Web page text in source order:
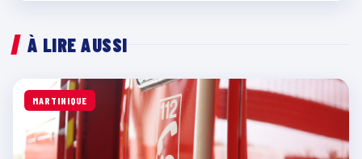
À LIRE AUSSI
MARTINIQUE